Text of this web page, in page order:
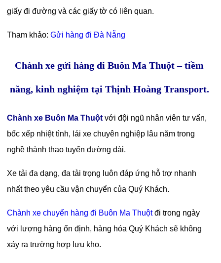
giấy đi đường và các giấy tờ có liên quan.
Tham khảo:Gửi hàng đi Đà Nẵng
Chành xe gửi hàng đi Buôn Ma Thuột – tiềm
năng, kinh nghiệm tại Thịnh Hoàng Transport.
Chành xe Buôn Ma Thuột với đội ngũ nhân viên tư vấn,
bốc xếp nhiệt tình, lái xe chuyên nghiệp lâu năm trong
nghề thành thạo tuyến đường dài.
Xe tải đa dạng, đa tải trọng luôn đáp ứng hỗ trợ nhanh
nhất theo yêu cầu vận chuyển của Quý Khách.
Chành xe chuyển hàng đi Buôn Ma Thuộtđi trong ngày
với lượng hàng ổn định, hàng hóa Quý Khách sẽ không
xảy ra trường hợp lưu kho.